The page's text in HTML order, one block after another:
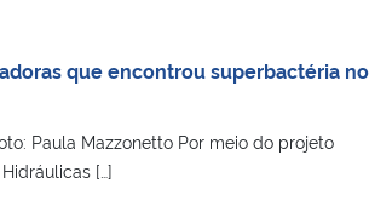
que encontrou superbactéria no
Paula Mazzonetto Por meio do projeto
[…]